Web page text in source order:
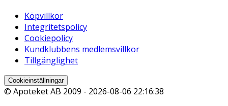
Köpvillkor
Integritetspolicy
Cookiepolicy
Kundklubbens medlemsvillkor
Tillgänglighet
Cookieinställningar
© Apoteket AB 2009 - 2026-08-06 22:16:38